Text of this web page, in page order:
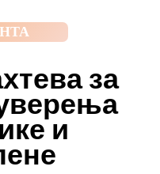
за
и